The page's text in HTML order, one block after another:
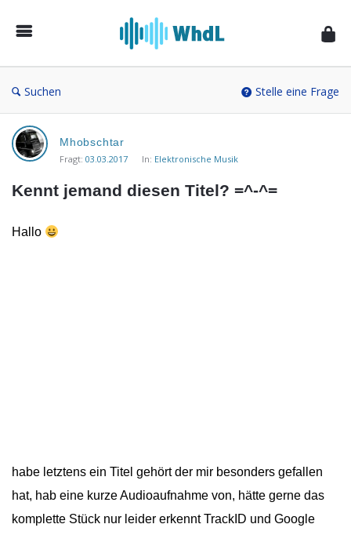
von
Suchen Stelle eine Frage
Musikforum
von
WieheisstdasLied.de
Fragen
Mhobschtar
Fragt: 03.03.2017 In: Elektronische Musik
Kennt jemand diesen Titel? =^-^=
Hallo
habe letztens ein Titel gehört der mir besonders gefallen
hat, hab eine kurze Audioaufnahme von, hätte gerne das
komplette Stück nur leider erkennt TrackID und Google